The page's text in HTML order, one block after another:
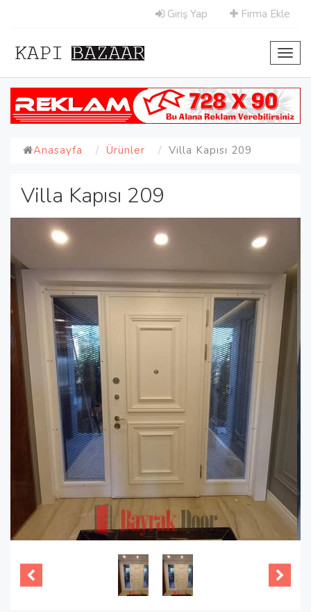
Giriş Yap Firma Ekle
Anasayfa Ürünler Villa Kapısı 209
Villa Kapısı 209